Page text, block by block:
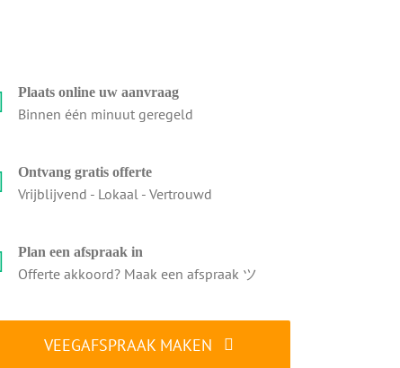
Plaats online uw aanvraag
Binnen één minuut geregeld
Ontvang gratis offerte
Vrijblijvend - Lokaal - Vertrouwd
Plan een afspraak in
Offerte akkoord? Maak een afspraak ツ
VEEGAFSPRAAK MAKEN